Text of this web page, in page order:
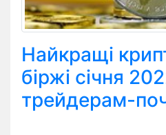
Найкращі
біржі січня
трейдерам-